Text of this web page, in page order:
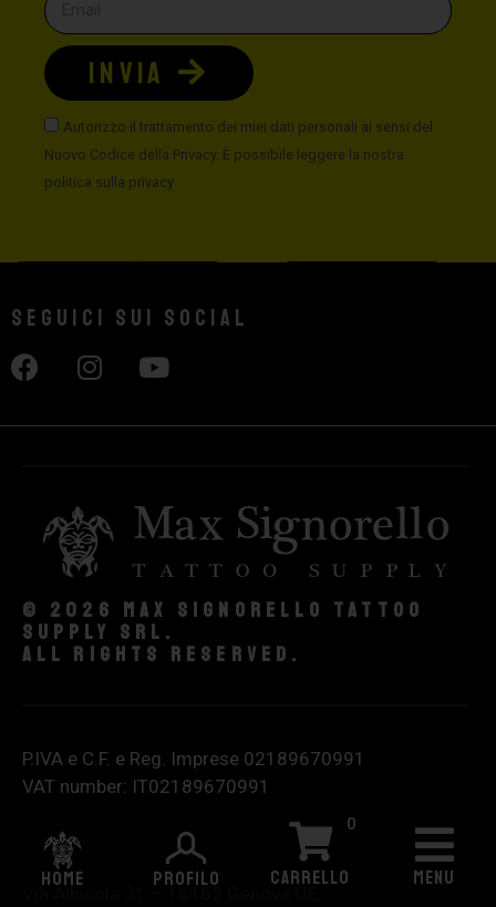
HOME PROFILO CARRELLO
0
MENU
Autorizzo il trattamento dei miei dati personali ai sensi del
Nuovo Codice della Privacy. È possibile leggere la nostra
politica sulla privacy
INVIA
Seguici sui social
© 2026 Max Signorello Tattoo
supply srl.
All rights reserved.
P.IVA e C.F. e Reg. Imprese 02189670991
VAT number: IT02189670991